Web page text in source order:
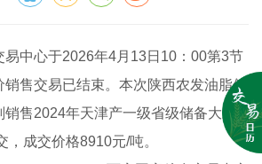
易中心于2026年4月13日10：00第3节
售交易已结束。本次陕西农发油脂储
销售2024年天津产一级省级储备大豆
成交价格8910元/吨。